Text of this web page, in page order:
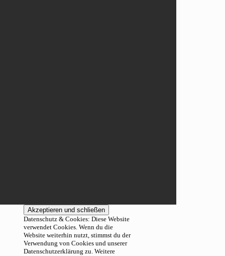
Datenschutz & Cookies: Diese Website
verwendet Cookies. Wenn du die
Website weiterhin nutzt, stimmst du der
Verwendung von Cookies und unserer
Datenschutzerklärung zu. Weitere